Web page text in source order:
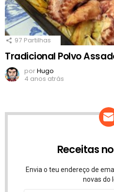
97 Partilhas
Tradicional Polvo
porHugo
4 anos atrás
Receitas
Envia o teu endereço de
novas do